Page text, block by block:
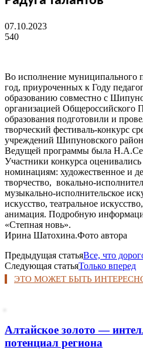
07.10.2023
540
Во исполнение муниципального
год, приуроченных к Году
образованию совместно с
организацией Общероссийского
образования подготовили и
творческий фестиваль-конкурс
учреждений Шипуновского
Ведущей программы была
Участники конкурса
номинациям: художественное и
творчество, вокально-
музыкально-исполнительское
искусство, театральное
анимация. Подробную
«Степная новь».
Ирина Шатохина.Фото автора
Предыдущая статьяВсе, что
Следующая статьяТолько вперед
ЭТО МОЖЕТ БЫТЬ
Алтайское золото —
потенциал региона